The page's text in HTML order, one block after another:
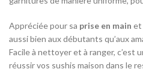
Appréciée pour sa prise en main et
aussi bien aux débutants qu’aux
Facile à nettoyer et à ranger, c’est
réussir vos sushis maison dans le